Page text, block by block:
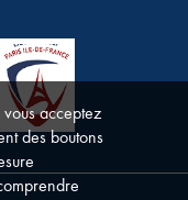
acceptez
des boutons